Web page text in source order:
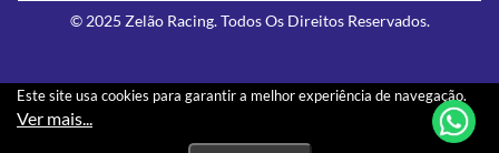
Este site usa cookies para garantir a melhor experiência de navegação.
Ver mais...
© 2025 Zelão Racing. Todos Os Direitos Reservados.
Os preços e condições de pagamento apresentados neste site não necessariamente